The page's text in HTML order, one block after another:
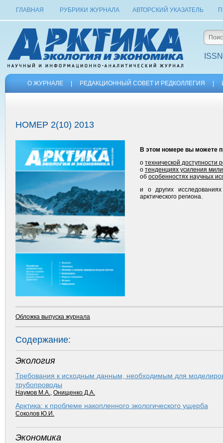
ГЛАВНАЯ РУБРИКИ ЖУРНАЛА АВТОРСКИЙ УКАЗАТЕЛЬ
О ЖУРНАЛЕ РЕДАКЦИОННЫЙ СОВЕТ И РЕДКОЛЛЕГИЯ
НОМЕР 2(10) 2013
В этом номере вы можете
о технической доступности
о тенденциях усиления
об особенностях научных
и о других
арктического региона.
Обложка выпуска журнала
Содержание:
Экология
Требования к исходным данным, необходимым для
трубопроводы
Наумов М.А., Онищенко Д.А.
Арктика: к проблеме накопленного экологического ущерба
Соколов Ю.И.
Экономика